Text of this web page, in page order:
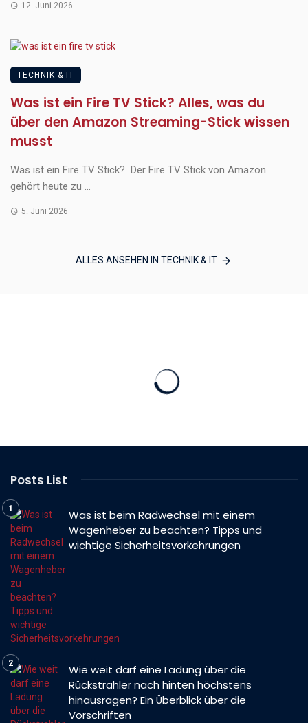
12. Juni 2026
TECHNIK & IT
Was ist ein Fire TV Stick? Alles, was du
über den Amazon Streaming-Stick wissen
musst
Was ist ein Fire TV Stick? Der Fire TV Stick von Amazon
gehört heute zu ...
5. Juni 2026
ALLES ANSEHEN IN TECHNIK & IT
Posts List
Was ist beim Radwechsel mit einem
Wagenheber zu beachten? Tipps und
wichtige Sicherheitsvorkehrungen
Wie weit darf eine Ladung über die
Rückstrahler nach hinten höchstens
hinausragen? Ein Überblick über die
Vorschriften